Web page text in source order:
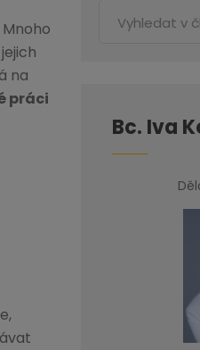
na
práci
Bc. Iva